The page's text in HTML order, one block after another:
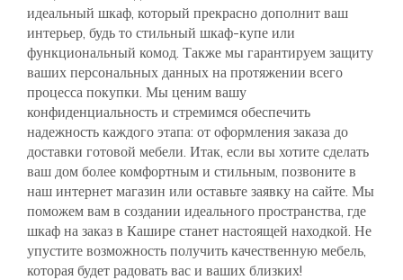
идеальный шкаф, который прекрасно дополнит ваш
интерьер, будь то стильный шкаф-купе или
функциональный комод. Также мы гарантируем защиту
ваших персональных данных на протяжении всего
процесса покупки. Мы ценим вашу
конфиденциальность и стремимся обеспечить
надежность каждого этапа: от оформления заказа до
доставки готовой мебели. Итак, если вы хотите сделать
ваш дом более комфортным и стильным, позвоните в
наш интернет магазин или оставьте заявку на сайте. Мы
поможем вам в создании идеального пространства, где
шкаф на заказ в Кашире станет настоящей находкой. Не
упустите возможность получить качественную мебель,
которая будет радовать вас и ваших близких!